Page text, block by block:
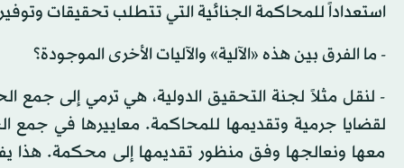
استعداداً للمحاكمة الجنائية التي تتطلب تحقيقات
- ما الفرق بين هذه «الآلية» والآليات الأخرى الموجودة؟
- لنقل مثلاً لجنة التحقيق الدولية، هي ترمي إلى جمع
لقضايا جرمية وتقديمها للمحاكمة. معاييرها في جمع
معها ونعالجها وفق منظور تقديمها إلى محكمة.